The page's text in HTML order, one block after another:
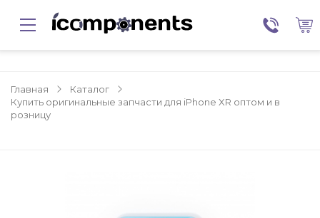
Главная
Каталог
Купить оригинальные запчасти для iPhone XR оптом и в
розницу